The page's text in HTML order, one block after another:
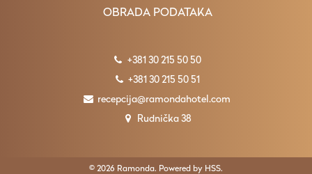
OBRADA PODATAKA
+381 30 215 50 50
+381 30 215 50 51
recepcija@ramondahotel.com
Rudnička 38
© 2026 Ramonda. Powered by HSS.